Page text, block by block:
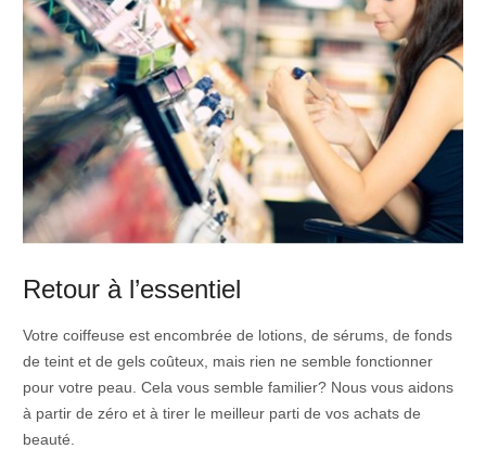
Retour à l’essentiel
Votre coiffeuse est encombrée de lotions, de sérums, de fonds
de teint et de gels coûteux, mais rien ne semble fonctionner
pour votre peau. Cela vous semble familier? Nous vous aidons
à partir de zéro et à tirer le meilleur parti de vos achats de
beauté.